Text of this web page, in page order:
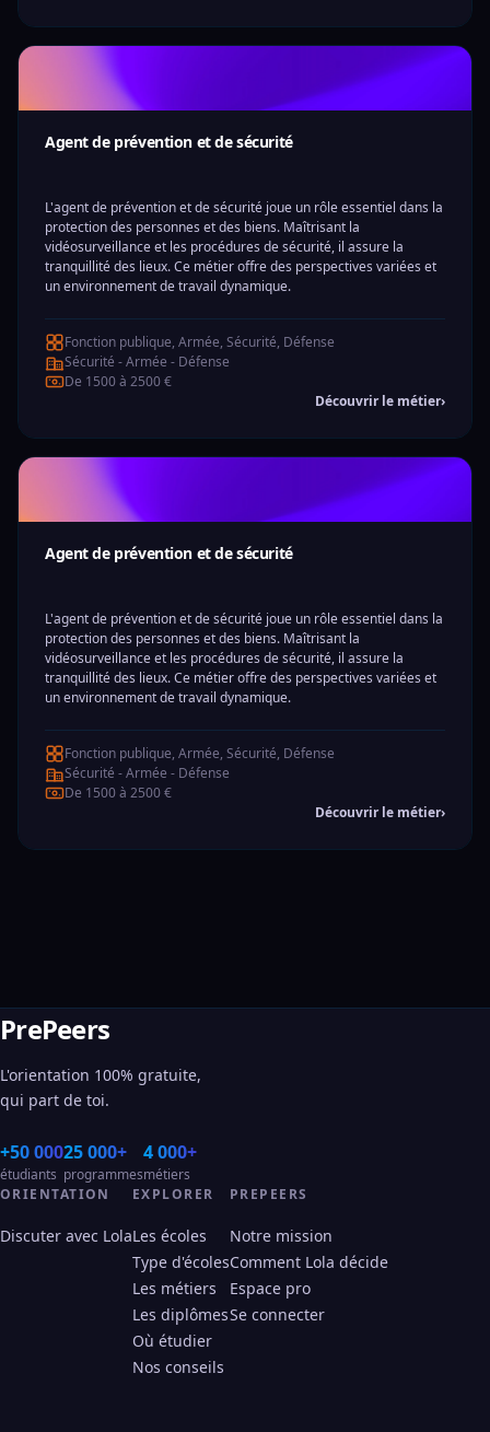
Agent de prévention et de sécurité
L'agent de prévention et de sécurité joue un rôle essentiel dans la
protection des personnes et des biens. Maîtrisant la
vidéosurveillance et les procédures de sécurité, il assure la
tranquillité des lieux. Ce métier offre des perspectives variées et
un environnement de travail dynamique.
Fonction publique, Armée, Sécurité, Défense
Sécurité - Armée - Défense
De 1500 à 2500 €
Découvrir le métier›
Agent de prévention et de sécurité
L'agent de prévention et de sécurité joue un rôle essentiel dans la
protection des personnes et des biens. Maîtrisant la
vidéosurveillance et les procédures de sécurité, il assure la
tranquillité des lieux. Ce métier offre des perspectives variées et
un environnement de travail dynamique.
Fonction publique, Armée, Sécurité, Défense
Sécurité - Armée - Défense
De 1500 à 2500 €
Découvrir le métier›
PrePeers
L'orientation 100% gratuite,
qui part de toi.
+50 000
étudiants
25 000+
programmes
4 000+
métiers
ORIENTATION
Discuter avec Lola
EXPLORER
Les écoles
Type d'écoles
Les métiers
Les diplômes
Où étudier
Nos conseils
PREPEERS
Notre mission
Comment Lola décide
Espace pro
Se connecter